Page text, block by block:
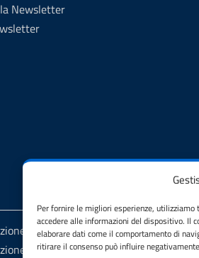
Per fornire le migliori esperienze,
accedere alle informazioni del dispositivo. Il
elaborare dati come il comportamento di
ritirare il consenso può influire
Newsletter
trasparente
trasparente fino al